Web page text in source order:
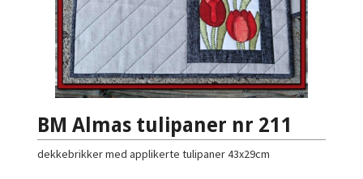
BM Almas tulipaner nr 211
dekkebrikker med applikerte tulipaner 43x29cm